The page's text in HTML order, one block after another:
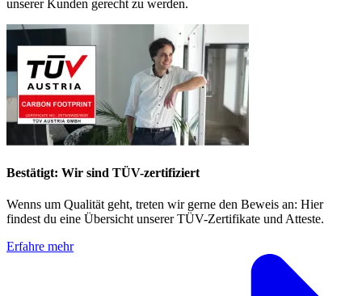
unserer Kunden gerecht zu werden.
Bestätigt: Wir sind TÜV-zertifiziert
Wenns um Qualität geht, treten wir gerne den Beweis an: Hier
findest du eine Übersicht unserer TÜV-Zertifikate und Atteste.
Erfahre mehr